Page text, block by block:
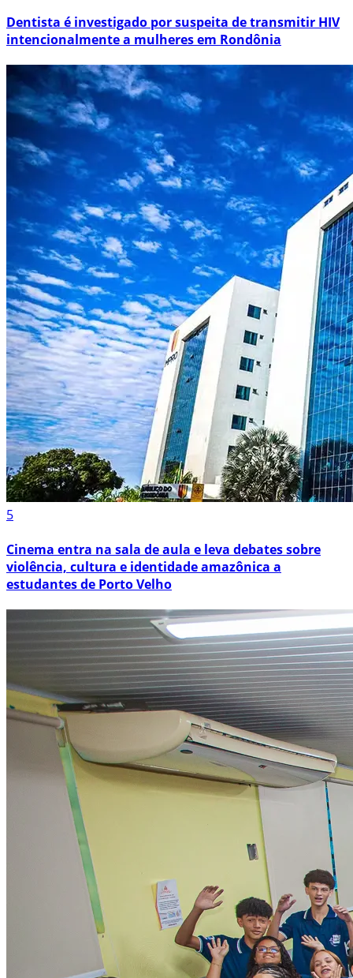
Dentista é investigado por suspeita de transmitir HIV
intencionalmente a mulheres em Rondônia
5
Cinema entra na sala de aula e leva debates sobre
violência, cultura e identidade amazônica a
estudantes de Porto Velho